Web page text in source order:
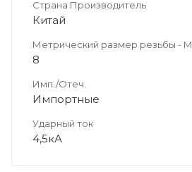
Страна Производитель
Китай
Метрический размер резьбы - М
8
Имп./Отеч.
Импортные
Ударный ток
4,5кА